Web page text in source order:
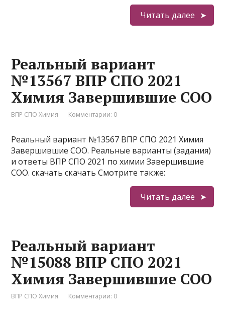
Читать далее
Реальный вариант
№13567 ВПР СПО 2021
Химия Завершившие СОО
ВПР СПО Химия Комментарии: 0
Реальный вариант №13567 ВПР СПО 2021 Химия
Завершившие СОО. Реальные варианты (задания)
и ответы ВПР СПО 2021 по химии Завершившие
СОО. скачать скачать Смотрите также:
Читать далее
Реальный вариант
№15088 ВПР СПО 2021
Химия Завершившие СОО
ВПР СПО Химия Комментарии: 0